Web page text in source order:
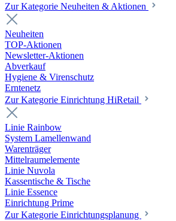
Zur Kategorie Neuheiten & Aktionen
Neuheiten
TOP-Aktionen
Newsletter-Aktionen
Abverkauf
Hygiene & Virenschutz
Erntenetz
Zur Kategorie Einrichtung HiRetail
Linie Rainbow
System Lamellenwand
Warenträger
Mittelraumelemente
Linie Nuvola
Kassentische & Tische
Linie Essence
Einrichtung Prime
Zur Kategorie Einrichtungsplanung